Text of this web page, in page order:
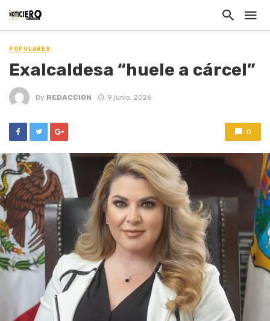
POPULARES
Exalcaldesa “huele a cárcel”
By REDACCION 9 junio, 2026
0